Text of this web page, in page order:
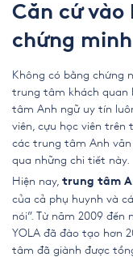
Căn cứ vào
chứng
Không có bằng chứng
trung tâm khách quan
tâm Anh ngữ uy tín
viên, cựu học viên
các trung tâm Anh văn
qua những chi tiết này.
Hiện nay, trung tâm
của cả phụ huynh và
nói”. Từ năm 2009 đến
YOLA đã đào tạo hơn
tâm đã giành được